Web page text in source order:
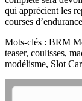
qui apprécient les
courses
Mots-clés : BRM
teaser, coulisses,
modélisme, Slot